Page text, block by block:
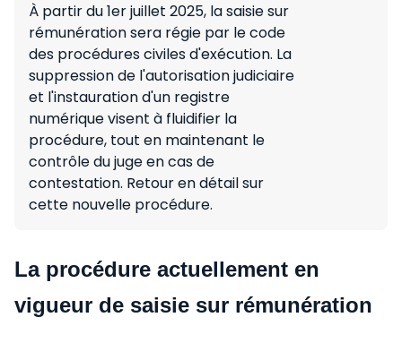
À partir du 1er juillet 2025, la saisie sur
rémunération sera régie par le code
des procédures civiles d'exécution. La
suppression de l'autorisation judiciaire
et l'instauration d'un registre
numérique visent à fluidifier la
procédure, tout en maintenant le
contrôle du juge en cas de
contestation. Retour en détail sur
cette nouvelle procédure.
La procédure actuellement en
vigueur de saisie sur rémunération